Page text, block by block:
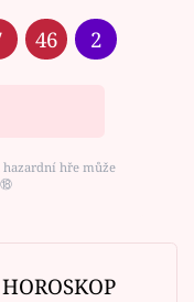
46 2
hře může
⑱